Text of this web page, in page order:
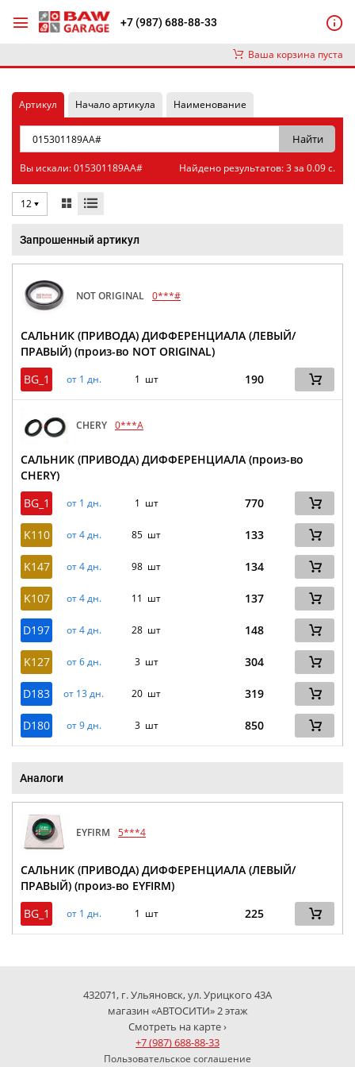
+7 (987) 688-88-33
Ваша корзина пуста
Артикул Начало артикула Наименование
Вы искали: 015301189AA# Найдено результатов: 3 за 0.09 с.
12
Запрошенный артикул
NOT ORIGINAL 0***#
САЛЬНИК (ПРИВОДА) ДИФФЕРЕНЦИАЛА (ЛЕВЫЙ/
ПРАВЫЙ) (произ-во NOT ORIGINAL)
BG_1
от 1 дн. 1 шт 190
CHERY 0***A
САЛЬНИК (ПРИВОДА) ДИФФЕРЕНЦИАЛА (произ-во
CHERY)
BG_1
от 1 дн. 1 шт 770
K110 от 4 дн. 85 шт 133
K147 от 4 дн. 98 шт 134
K107 от 4 дн. 11 шт 137
D197 от 4 дн. 28 шт 148
K127 от 6 дн. 3 шт 304
D183 от 13 дн. 20 шт 319
D180 от 9 дн. 3 шт 850
Аналоги
EYFIRM 5***4
САЛЬНИК (ПРИВОДА) ДИФФЕРЕНЦИАЛА (ЛЕВЫЙ/
ПРАВЫЙ) (произ-во EYFIRM)
BG_1
от 1 дн. 1 шт 225
432071, г. Ульяновск, ул. Урицкого 43А
магазин «АВТОСИТИ» 2 этаж
Смотреть на карте ›
+7 (987) 688-88-33
Пользовательское соглашение